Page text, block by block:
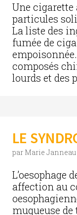
Une cigarette
particules
La liste des
fumée de
composés
lourds et des
LE
par Marie Janneau
L’oesophage
affection au
muqueuse